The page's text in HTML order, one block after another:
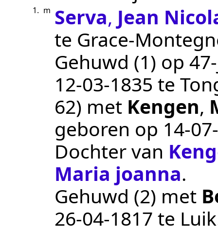
1. m Serva, Jean
te Grace-
Gehuwd (1) op
12‑03‑1835 te
62) met Kengen,
geboren op
Dochter van
Maria joanna.
Gehuwd (2) met
26‑04‑1817 te Luik